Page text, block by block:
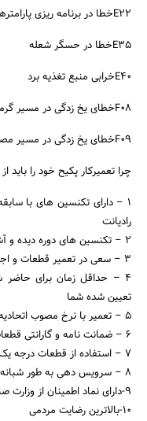
E22خطا در برنامه ریزی پارامترها و یا از بین رفتن حافظه (خطای داخلی برد)
E35خطا در حسگر شعله
E40خرابی منبع تغذیه برد
F08خطای یخ زدگی در مسیر گرمایش
F09خطای یخ زدگی در مسیر مصرفی
چرا تعمیرکار پکیح خود را
رادیانت
۲ – تکنسین های دوره دیده و آشنا به زبان
۳ – سعی در تعمیر قطعات و اجتناب از تعویض آن
۴ – حداقل زمان برای
تعیین شده شما
۵ – تعمیر با نرخ مصوب اتحادیه و نهادهای نظارتی
۶ – ضمانت نامه و گارانتی قطعات از شش تا ۳۶ ماه
۷ – استفاده از قطعات درجه یک و قطعات فابریکی و اورجینال
۸ – سرویس دهی به طور شبانه روزی، حتی در تعطیلات رسمی و جمعه ها
9-دارای نماد اطمینان از وزارت صنعت معدن و تجارت
10-بالاترین رضایت مردمی